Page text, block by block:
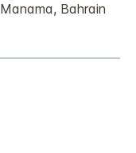
Manama, Bahrain